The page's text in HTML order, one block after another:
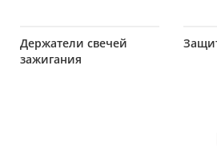
Держатели свечей
зажигания